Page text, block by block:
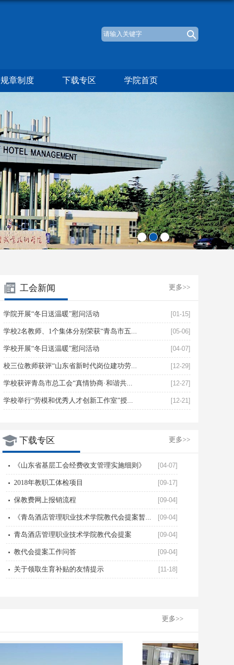
规章制度 下载专区 学院首页
工会新闻 更多>>
学院开展“冬日送温暖”慰问活动 [01-15]
学校2名教师、1个集体分别荣获“青岛市五... [05-06]
学校开展“冬日送温暖”慰问活动 [04-07]
校三位教师获评“山东省新时代岗位建功劳... [12-29]
学校获评青岛市总工会“真情协商·和谐共... [12-27]
学校举行“劳模和优秀人才创新工作室”授... [12-21]
下载专区 更多>>
《山东省基层工会经费收支管理实施细则》 [04-07]
2018年教职工体检项目 [09-17]
保教费网上报销流程 [09-04]
《青岛酒店管理职业技术学院教代会提案暂... [09-04]
青岛酒店管理职业技术学院教代会提案 [09-04]
教代会提案工作问答 [09-04]
关于领取生育补贴的友情提示 [11-18]
更多>>